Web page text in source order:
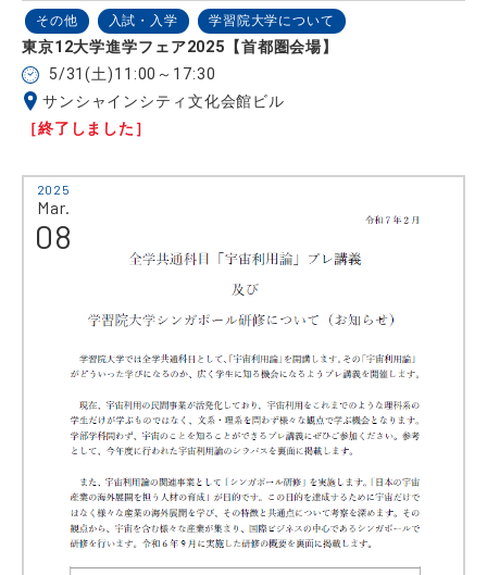
その他 入試・入学 学習院大学について
東京12大学進学フェア2025【首都圏会場】
5/31(土)11:00～17:30
サンシャインシティ文化会館ビル
［終了しました］
2025
Mar.
08